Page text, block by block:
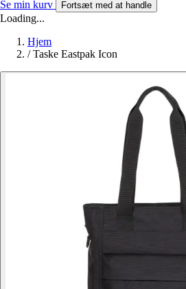
Se min kurv Fortsæt med at handle
Loading...
Hjem
/ Taske Eastpak Icon